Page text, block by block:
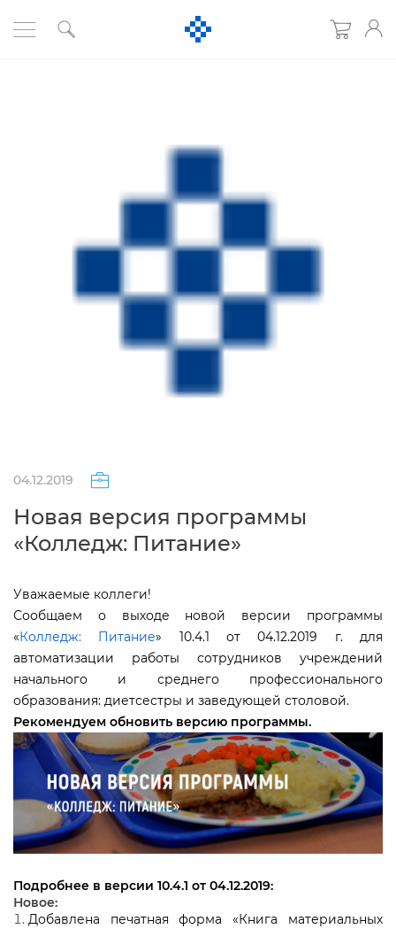
04.12.2019
Новая версия программы
«Колледж: Питание»
Уважаемые коллеги!
Сообщаем о выходе новой версии программы
«Колледж: Питание» 10.4.1 от 04.12.2019 г. для
автоматизации работы сотрудников учреждений
начального и среднего профессионального
образования: диетсестры и заведующей столовой.
Рекомендуем обновить версию программы.
Подробнее в версии 10.4.1 от 04.12.2019:
Новое:
Добавлена печатная форма «Книга материальных